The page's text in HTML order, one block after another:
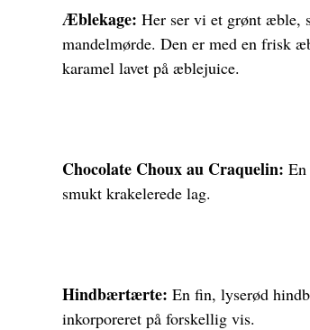
Æblekage: Her ser vi et grønt æble,
mandelmørde. Den er med en frisk
karamel lavet på æblejuice.
Chocolate Choux au Craquelin:
smukt krakelerede lag.
Hindbærtærte: En fin, lyserød
inkorporeret på forskellig vis.